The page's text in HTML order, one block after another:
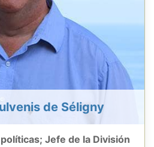
de Séligny
Jefe de la División